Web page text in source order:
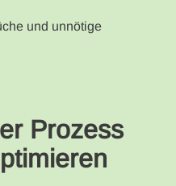
und unnötige
Prozess